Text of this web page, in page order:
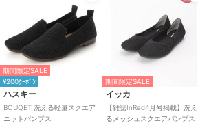
期間限定SALE
¥200ｸｰﾎﾟﾝ
ハスキー
BOUQET 洗える軽量スクエア
ニットパンプス
期間限定SALE
イッカ
【雑誌InRed4月号掲載】洗え
るメッシュスクエアパンプス